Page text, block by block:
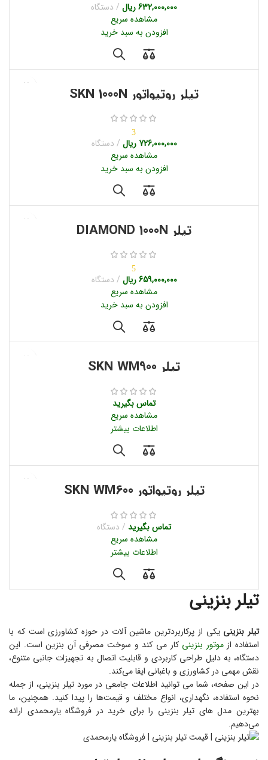
632,000,000ریال
دستگاه
مشاهده سریع
افزودن به سبد خرید
تیلر روتیواتور SKN 1000N
3
726,000,000 ریال
دستگاه
مشاهده سریع
افزودن به سبد خرید
تیلر DIAMOND 1000N
5
659,000,000 ریال
دستگاه
مشاهده سریع
افزودن به سبد خرید
تیلر SKN WM900
تماس بگیرید
مشاهده سریع
اطلاعات بیشتر
تیلر روتیواتور SKN WM600
تماس بگیرید
دستگاه
مشاهده سریع
اطلاعات بیشتر
تیلر بنزینی
تیلر بنزینی یکی از پرکاربردترین ماشین‌ آلات در حوزه کشاورزی است که با
استفاده ازموتور بنزینی کار می‌ کند و سوخت مصرفی آن بنزین است. این
دستگاه، به دلیل طراحی کاربردی و قابلیت اتصال به تجهیزات جانبی متنوع،
نقش مهمی در کشاورزی و باغبانی ایفا می‌کند.
در این صفحه، شما می‌ توانید اطلاعات جامعی در مورد تیلر بنزینی، از جمله
نحوه استفاده، نگهداری، انواع مختلف و قیمت‌ها را پیدا کنید. همچنین، ما
بهترین مدل‌ های تیلر بنزینی را برای خرید در فروشگاه یارمحمدی ارائه
می‌دهیم.